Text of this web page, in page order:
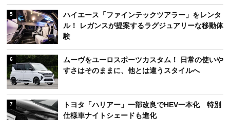
5
ハイエース「ファインテックツアラー」をレンタ
ル！ レガンスが提案するラグジュアリーな移動体
験
6
ムーヴをユーロスポーツカスタム！ 日常の使いや
すさはそのままに、他とは違うスタイルへ
7
トヨタ「ハリアー」一部改良でHEV一本化 特別
仕様車ナイトシェードも進化